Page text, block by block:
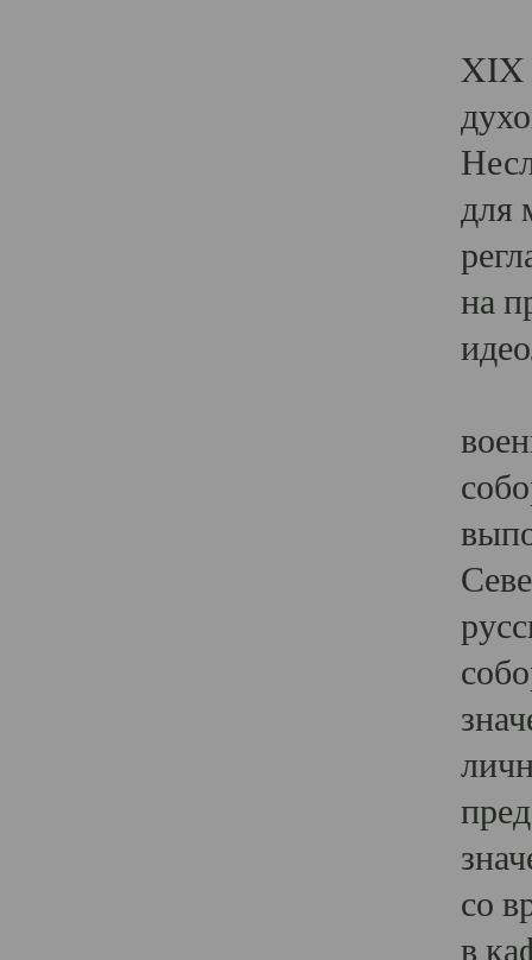
XIX
для
на
со
в